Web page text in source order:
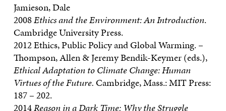
Jamieson, Dale
2008Ethics and the Environment: An Introduction.
Cambridge University Press.
2012 Ethics, Public Policy and Global Warming. –
Thompson, Allen & Jeremy Bendik-Keymer (eds.),
Ethical Adaptation to Climate Change: Human
Virtues of the Future.Cambridge, Mass.: MIT Press:
187 – 202.
2014Reason in a Dark Time: Why the Struggle